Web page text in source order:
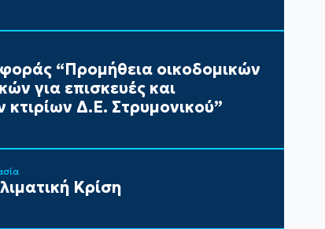
“Προμήθεια οικοδομικών
για επισκευές και
Δ.Ε. Στρυμονικού”
Κρίση